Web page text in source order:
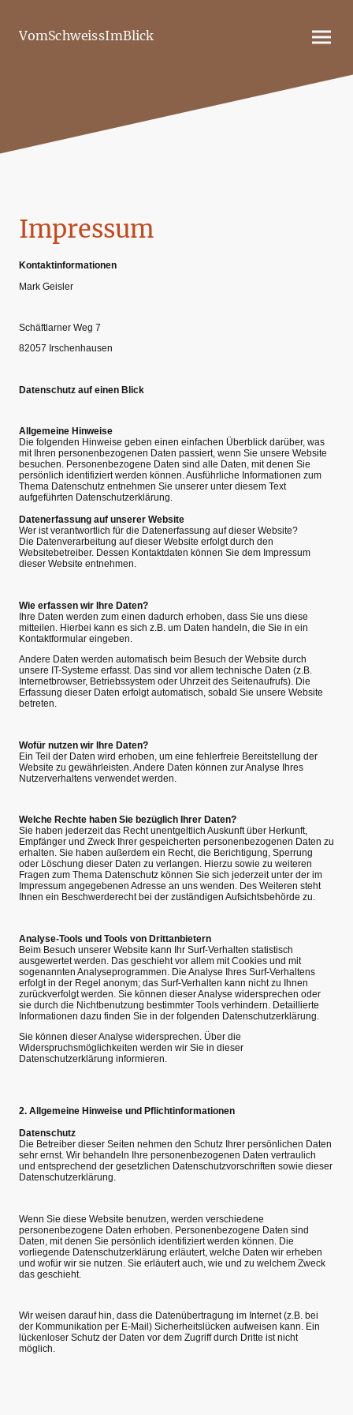
VomSchweissImBlick
Impressum
Kontaktinformationen
Mark Geisler
Schäftlarner Weg 7
82057 Irschenhausen
Datenschutz auf einen Blick
Allgemeine Hinweise
Die folgenden Hinweise geben einen einfachen Überblick darüber, was
mit Ihren personenbezogenen Daten passiert, wenn Sie unsere Website
besuchen. Personenbezogene Daten sind alle Daten, mit denen Sie
persönlich identifiziert werden können. Ausführliche Informationen zum
Thema Datenschutz entnehmen Sie unserer unter diesem Text
aufgeführten Datenschutzerklärung.
Datenerfassung auf unserer Website
Wer ist verantwortlich für die Datenerfassung auf dieser Website?
Die Datenverarbeitung auf dieser Website erfolgt durch den
Websitebetreiber. Dessen Kontaktdaten können Sie dem Impressum
dieser Website entnehmen.
Wie erfassen wir Ihre Daten?
Ihre Daten werden zum einen dadurch erhoben, dass Sie uns diese
mitteilen. Hierbei kann es sich z.B. um Daten handeln, die Sie in ein
Kontaktformular eingeben.
Andere Daten werden automatisch beim Besuch der Website durch
unsere IT-Systeme erfasst. Das sind vor allem technische Daten (z.B.
Internetbrowser, Betriebssystem oder Uhrzeit des Seitenaufrufs). Die
Erfassung dieser Daten erfolgt automatisch, sobald Sie unsere Website
betreten.
Wofür nutzen wir Ihre Daten?
Ein Teil der Daten wird erhoben, um eine fehlerfreie Bereitstellung der
Website zu gewährleisten. Andere Daten können zur Analyse Ihres
Nutzerverhaltens verwendet werden.
Welche Rechte haben Sie bezüglich Ihrer Daten?
Sie haben jederzeit das Recht unentgeltlich Auskunft über Herkunft,
Empfänger und Zweck Ihrer gespeicherten personenbezogenen Daten zu
erhalten. Sie haben außerdem ein Recht, die Berichtigung, Sperrung
oder Löschung dieser Daten zu verlangen. Hierzu sowie zu weiteren
Fragen zum Thema Datenschutz können Sie sich jederzeit unter der im
Impressum angegebenen Adresse an uns wenden. Des Weiteren steht
Ihnen ein Beschwerderecht bei der zuständigen Aufsichtsbehörde zu.
Analyse-Tools und Tools von Drittanbietern
Beim Besuch unserer Website kann Ihr Surf-Verhalten statistisch
ausgewertet werden. Das geschieht vor allem mit Cookies und mit
sogenannten Analyseprogrammen. Die Analyse Ihres Surf-Verhaltens
erfolgt in der Regel anonym; das Surf-Verhalten kann nicht zu Ihnen
zurückverfolgt werden. Sie können dieser Analyse widersprechen oder
sie durch die Nichtbenutzung bestimmter Tools verhindern. Detaillierte
Informationen dazu finden Sie in der folgenden Datenschutzerklärung.
Sie können dieser Analyse widersprechen. Über die
Widerspruchsmöglichkeiten werden wir Sie in dieser
Datenschutzerklärung informieren.
2. Allgemeine Hinweise und Pflichtinformationen
Datenschutz
Die Betreiber dieser Seiten nehmen den Schutz Ihrer persönlichen Daten
sehr ernst. Wir behandeln Ihre personenbezogenen Daten vertraulich
und entsprechend der gesetzlichen Datenschutzvorschriften sowie dieser
Datenschutzerklärung.
Wenn Sie diese Website benutzen, werden verschiedene
personenbezogene Daten erhoben. Personenbezogene Daten sind
Daten, mit denen Sie persönlich identifiziert werden können. Die
vorliegende Datenschutzerklärung erläutert, welche Daten wir erheben
und wofür wir sie nutzen. Sie erläutert auch, wie und zu welchem Zweck
das geschieht.
Wir weisen darauf hin, dass die Datenübertragung im Internet (z.B. bei
der Kommunikation per E-Mail) Sicherheitslücken aufweisen kann. Ein
lückenloser Schutz der Daten vor dem Zugriff durch Dritte ist nicht
möglich.